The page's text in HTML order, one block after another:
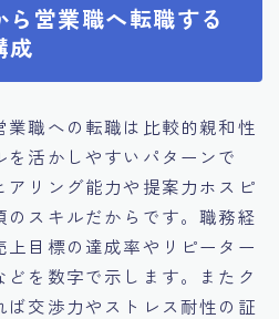
営業職へ転職する
成
業職への転職は比較的親和性
活かしやすいパターンで
リング能力や提案力ホスピ
のスキルだからです。職務経
目標の達成率やリピーター
を数字で示します。またク
ば交渉力やストレス耐性の証